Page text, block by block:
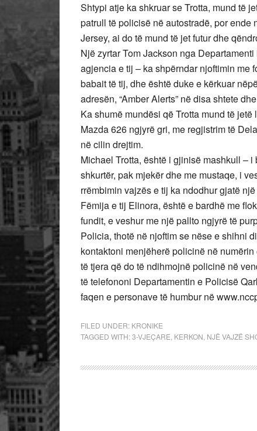
Shtypi atje ka shkruar se Trotta, mund të
patrull të policisë në autostradë, por
Jersey, ai do të mund të jet futur dhe
Një zyrtar Tom Jackson nga
agjencia e tij – ka shpërndar njoftimin me
babait të tij, dhe është duke e kërkuar
adresën, “Amber Alerts” në disa shtete
Ka shumë mundësi që Trotta mund të
Mazda 626 ngjyrë gri, me regjistrim të
në cilin drejtim.
Michael Trotta, është i gjinisë mashkull – i
shkurtër, pak mjekër dhe me mustaqe, i
rrëmbimin vajzës e tij ka ndodhur gjatë
Fëmija e tij Elinora, është e bardhë me
fundit, e veshur me një pallto ngjyrë të
Policia, thotë në njoftim se nëse e shihni
kontaktoni menjëherë policinë në
të tjera që do të ndihmojnë policinë në
të telefononi Departamentin e Policisë
faqen e personave të humbur në
FILED UNDER: KRONIKE
TAGGED WITH:3-VJEÇARE KERKON NJË VAJZË